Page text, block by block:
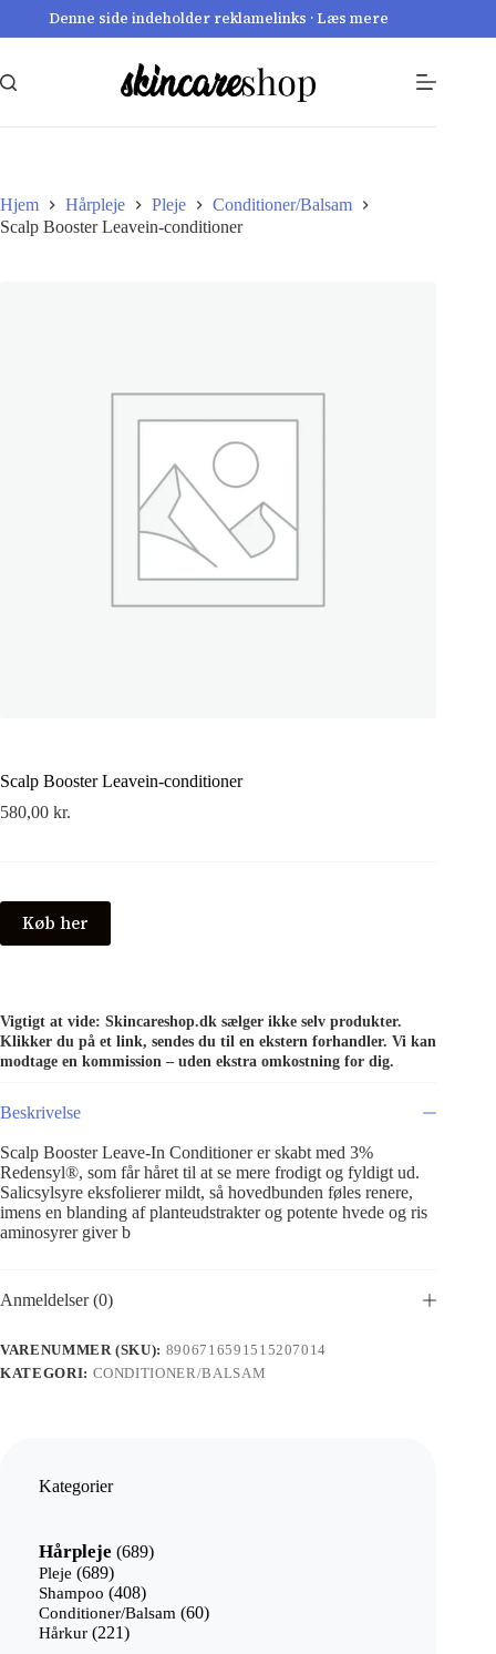
Denne side indeholder reklamelinks · Læs mere
Hjem Hårpleje Pleje
Conditioner/Balsam
Scalp Booster Leavein-conditioner
Scalp Booster Leavein-conditioner
580,00 kr.
Køb her
Vigtigt at vide: Skincareshop.dk sælger ikke selv produkter.
Klikker du på et link, sendes du til en ekstern forhandler. Vi kan
modtage en kommission – uden ekstra omkostning for dig.
Beskrivelse
Scalp Booster Leave-In Conditioner er skabt med 3%
Redensyl®, som får håret til at se mere frodigt og fyldigt ud.
Salicsylsyre eksfolierer mildt, så hovedbunden føles renere,
imens en blanding af planteudstrakter og potente hvede og ris
aminosyrer giver b
Anmeldelser (0)
VARENUMMER (SKU): 8906716591515207014
KATEGORI: CONDITIONER/BALSAM
Kategorier
Hårpleje 689689
Pleje 689689
varer
Shampoo 408408
varer
Conditioner/Balsam 6060
Hårkur 221221